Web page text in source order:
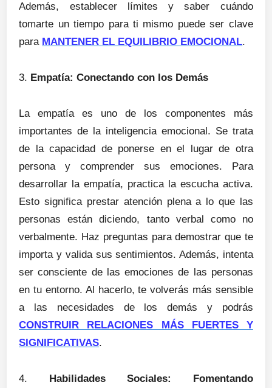
Además, establecer límites y saber cuándo
tomarte un tiempo para ti mismo puede ser clave
para MANTENER EL EQUILIBRIO EMOCIONAL.
3. Empatía: Conectando con los Demás
La empatía es uno de los componentes más
importantes de la inteligencia emocional. Se trata
de la capacidad de ponerse en el lugar de otra
persona y comprender sus emociones. Para
desarrollar la empatía, practica la escucha activa.
Esto significa prestar atención plena a lo que las
personas están diciendo, tanto verbal como no
verbalmente. Haz preguntas para demostrar que te
importa y valida sus sentimientos. Además, intenta
ser consciente de las emociones de las personas
en tu entorno. Al hacerlo, te volverás más sensible
a las necesidades de los demás y podrás
CONSTRUIR RELACIONES MÁS FUERTES Y
SIGNIFICATIVAS.
4. Habilidades Sociales: Fomentando